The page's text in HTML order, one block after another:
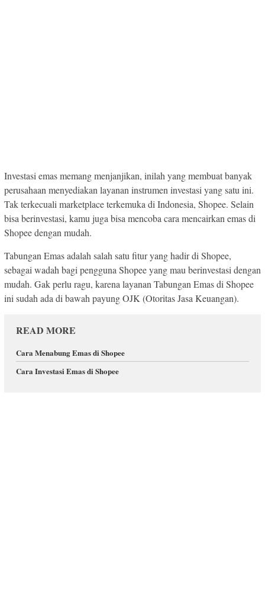
Investasi emas memang menjanjikan, inilah yang membuat banyak
perusahaan menyediakan layanan instrumen investasi yang satu ini.
Tak terkecuali marketplace terkemuka di Indonesia, Shopee. Selain
bisa berinvestasi, kamu juga bisa mencoba cara mencairkan emas di
Shopee dengan mudah.
Tabungan Emas adalah salah satu fitur yang hadir di Shopee,
sebagai wadah bagi pengguna Shopee yang mau berinvestasi dengan
mudah. Gak perlu ragu, karena layanan Tabungan Emas di Shopee
ini sudah ada di bawah payung OJK (Otoritas Jasa Keuangan).
READ MORE
Cara Menabung Emas di Shopee
Cara Investasi Emas di Shopee